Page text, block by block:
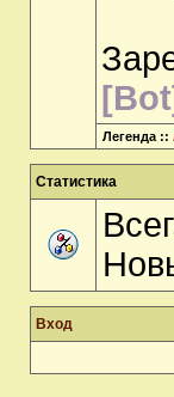
Легенда ::
Статистика
Вход